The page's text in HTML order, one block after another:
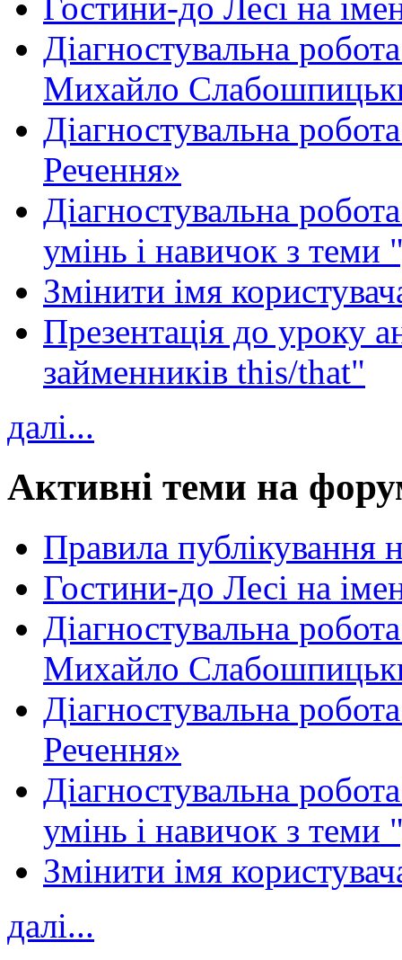
Гостини-до Лесі на
Діагностувальна
Михайло
Діагностувальна
Речення»
Діагностувальна
умінь і навичок з теми
Змінити імя
Презентація до уроку
займенників this/that"
далі...
Активні теми на
Правила публікування
Гостини-до Лесі на
Діагностувальна
Михайло
Діагностувальна
Речення»
Діагностувальна
умінь і навичок з теми
Змінити імя
далі...